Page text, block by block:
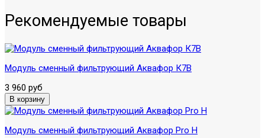
Рекомендуемые товары
Модуль сменный фильтрующий Аквафор К7В
3 960 руб
Модуль сменный фильтрующий Аквафор Pro H